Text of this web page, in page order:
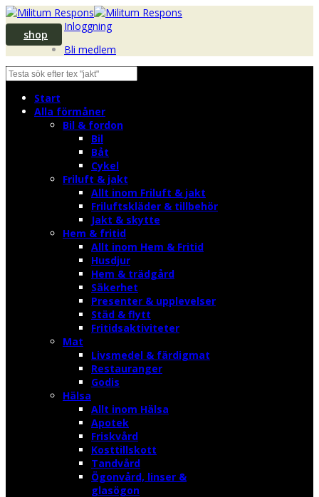
shop
Inloggning
Bli medlem
Start
Alla förmåner
Bil & fordon
Bil
Båt
Cykel
Friluft & jakt
Allt inom Friluft & jakt
Friluftskläder & tillbehör
Jakt & skytte
Hem & fritid
Allt inom Hem & Fritid
Husdjur
Hem & trädgård
Säkerhet
Presenter & upplevelser
Städ & flytt
Fritidsaktiviteter
Mat
Livsmedel & färdigmat
Restauranger
Godis
Hälsa
Allt inom Hälsa
Apotek
Friskvård
Kosttillskott
Tandvård
Ögonvård, linser &
glasögon